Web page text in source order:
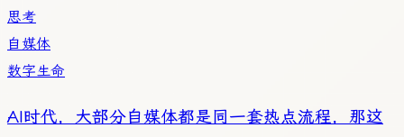
思考
自媒体
数字生命
AI时代，大部分自媒体都是同一套热点流程，那这